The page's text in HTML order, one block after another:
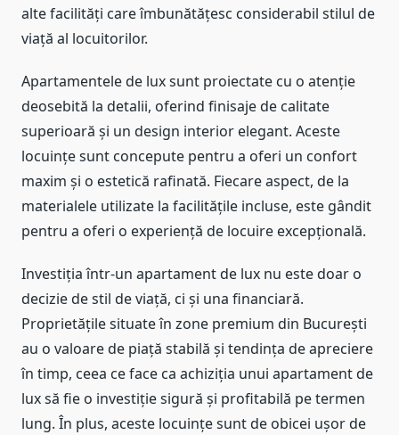
alte facilități care îmbunătățesc considerabil stilul de
viață al locuitorilor.
Apartamentele de lux sunt proiectate cu o atenție
deosebită la detalii, oferind finisaje de calitate
superioară și un design interior elegant. Aceste
locuințe sunt concepute pentru a oferi un confort
maxim și o estetică rafinată. Fiecare aspect, de la
materialele utilizate la facilitățile incluse, este gândit
pentru a oferi o experiență de locuire excepțională.
Investiția într-un apartament de lux nu este doar o
decizie de stil de viață, ci și una financiară.
Proprietățile situate în zone premium din București
au o valoare de piață stabilă și tendința de apreciere
în timp, ceea ce face ca achiziția unui apartament de
lux să fie o investiție sigură și profitabilă pe termen
lung. În plus, aceste locuințe sunt de obicei ușor de